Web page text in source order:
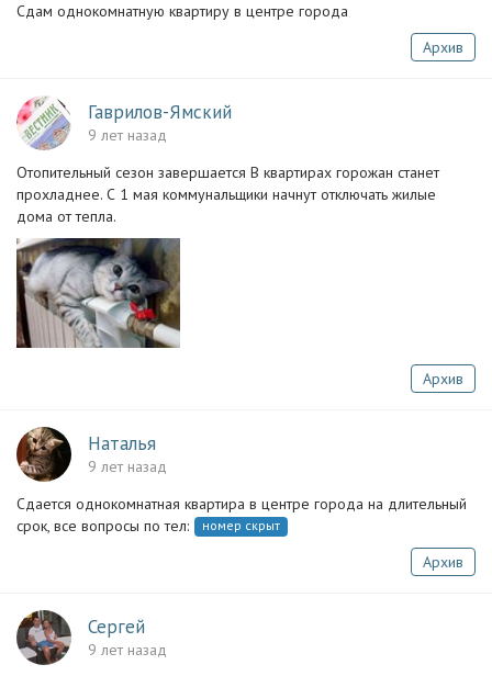
Сдам однокомнатную квартиру в центре города
Архив
Гаврилов-Ямский
9 лет назад
Отопительный сезон завершается В квартирах горожан станет
прохладнее. С 1 мая коммунальщики начнут отключать жилые
дома от тепла.
Архив
Наталья
9 лет назад
Сдается однокомнатная квартира в центре города на длительный
срок, все вопросы по тел:
номер скрыт
Архив
Сергей
9 лет назад